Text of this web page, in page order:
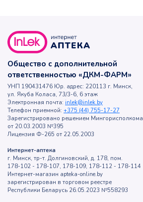
Общество с дополнительной
ответственностью «ДКМ-ФАРМ»
УНП 190431476 Юр. адрес: 220113 г. Минск,
ул. Якуба Коласа, 73/3-6, 6 этаж
Электронная почта: inlek@inlek.by
Телефон приемной: +375 (44) 755-17-27
Зарегистрировано решением Мингорисполкома
от 20.03.2003 №395
Лицензия Ф-265 от 22.05.2003
Интернет-аптека
г. Минск, тр-т. Долгиновский, д. 178, пом.
178-102 - 178-107, 178-109, 178-112 - 178-114
Интернет-магазин apteka-online.by
зарегистрирован в торговом реестре
Республики Беларусь 26.05.2023 №558293